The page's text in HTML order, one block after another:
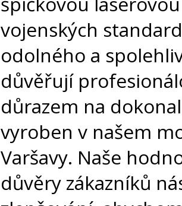
vojenských
odolného a
důvěřují
důrazem na
vyroben v našem
Varšavy. Naše
důvěry zákazníků